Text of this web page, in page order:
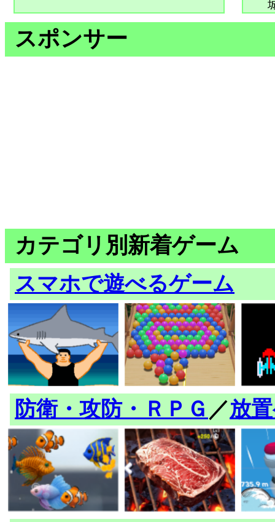
スポンサー
カテゴリ別新着ゲーム
スマホで遊べるゲーム
防衛・攻防・ＲＰＧ ／放